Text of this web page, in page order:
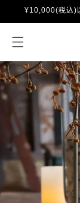
ンツに
進む
¥10,000(税込)